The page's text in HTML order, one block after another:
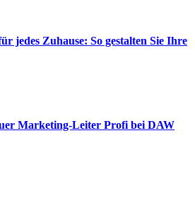
jedes Zuhause: So gestalten Sie Ihre
Marketing-Leiter Profi bei DAW